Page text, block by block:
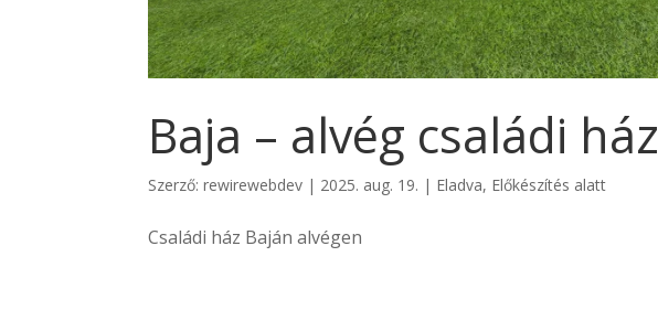
Baja – alvég családi ház
Szerző:rewirewebdev | 2025. aug. 19. | Eladva, Előkészítés alatt
Családi ház Baján alvégen